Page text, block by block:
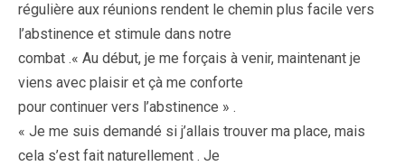
régulière aux réunions rendent le chemin plus facile vers
l’abstinence et stimule dans notre
combat .« Au début, je me forçais à venir, maintenant je
viens avec plaisir et çà me conforte
pour continuer vers l’abstinence » .
« Je me suis demandé si j’allais trouver ma place, mais
cela s’est fait naturellement . Je